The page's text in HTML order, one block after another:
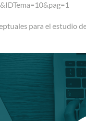
para el estudio